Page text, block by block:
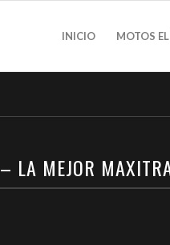
INICIO MOTOS
MEJOR